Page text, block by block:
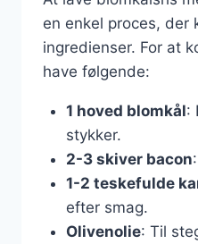
en enkel proces, der
ingredienser. For at
have følgende:
1 hoved blomkål:
stykker.
2-3 skiver bacon
1-2 teskefulde
efter smag.
Olivenolie: Til